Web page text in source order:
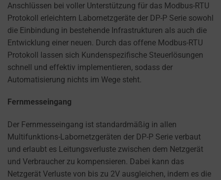
Anschlüssen bei voller Unterstützung für das Modbus-RTU
Protokoll erleichtern Labornetzgeräte der DP-P Serie sowohl
die Einbindung in bestehende Infrastrukturen als auch die
Entwicklung einer neuen. Durch das offene Modbus-RTU
Protokoll lassen sich Kundenspezifische Steuerlösungen
schnell und effektiv implementieren, sodass der
Automatisierung nichts im Wege steht.
Fernmesseingang
Der Fernmesseingang ist standardmäßig in allen
Multifunktions-Labornetzgeräten der DP-P Serie verbaut
und erlaubt es Leitungsverluste zwischen dem Netzgerät
und Verbraucher zu kompensieren. Dabei kann das
Netzgerät Verluste von bis zu 2V ausgleichen, indem es die